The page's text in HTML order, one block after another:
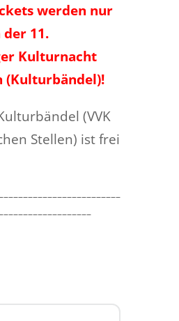
werden nur
11.
Kulturnacht
(Kulturbändel)!
(VVK
Stellen) ist frei